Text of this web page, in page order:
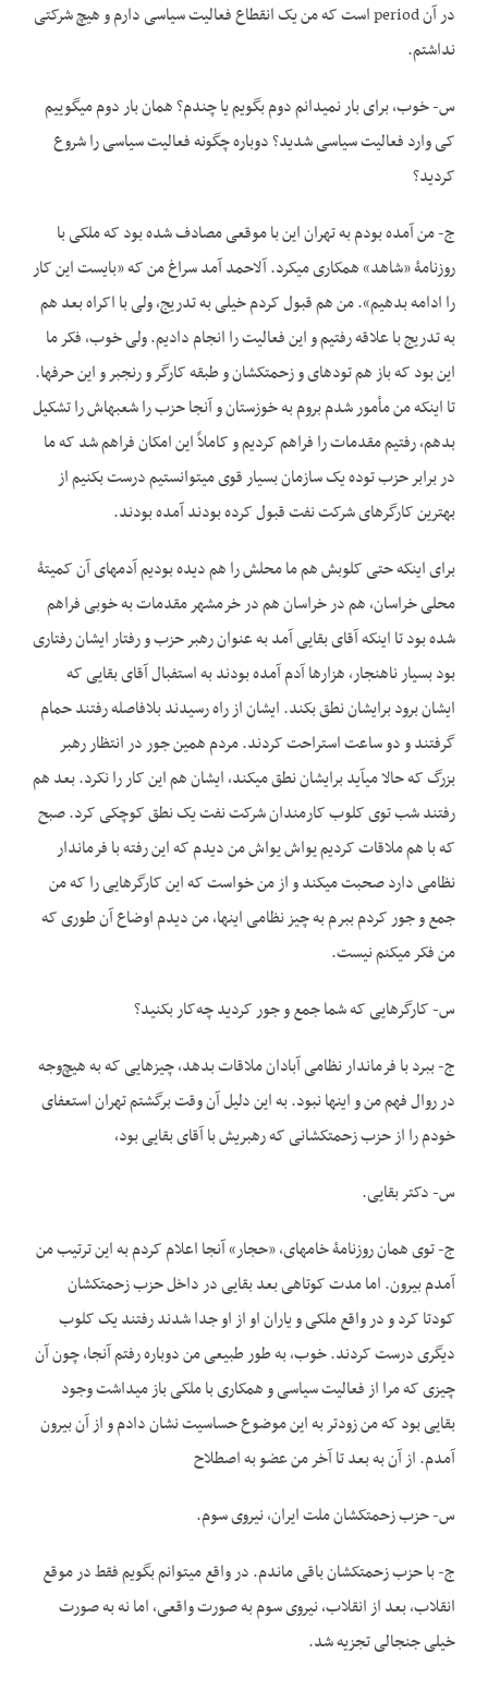
در آن period است که من یک انقطاع فعالیت سیاسی دارم و هیچ شرکتی
نداشتم.
س- خوب، برای بار نمی­دانم دوم بگویم یا چندم؟ همان بار دوم می­گوییم
کی وارد فعالیت سیاسی شدید؟ دوباره چگونه فعالیت سیاسی را شروع
کردید؟
ج- من آمده بودم به تهران این با موقعی مصادف شده بود که ملکی با
روزنامۀ «شاهد» همکاری می­کرد. آل­احمد آمد سراغ من که «بایست این کار
را ادامه بدهیم». من هم قبول کردم خیلی به تدریج، ولی با اکراه بعد هم
به تدریج با علاقه رفتیم و این فعالیت را انجام دادیم. ولی خوب، فکر ما
این بود که باز هم توده­ای و زحمتکشان و طبقه کارگر و رنجبر و این حرف­ها.
تا اینکه من مأمور شدم بروم به خوزستان و آنجا حزب را شعبه­اش را تشکیل
بدهم، رفتیم مقدمات را فراهم کردیم و کاملاً این امکان فراهم شد که ما
در برابر حزب توده یک سازمان بسیار قوی می­توانستیم درست بکنیم از
بهترین کارگرهای شرکت نفت قبول کرده بودند آمده بودند.
برای اینکه حتی کلوبش هم ما محلش را هم دیده بودیم آدم­های آن کمیتۀ
محلی خراسان، هم در خراسان هم در خرمشهر مقدمات به خوبی فراهم
شده بود تا اینکه آقای بقایی آمد به عنوان رهبر حزب و رفتار ایشان رفتاری
بود بسیار ناهنجار، هزارها آدم آمده بودند به استفبال آقای بقایی که
ایشان برود برایشان نطق بکند. ایشان از راه رسیدند بلافاصله رفتند حمام
گرفتند و دو ساعت استراحت کردند. مردم همین جور در انتظار رهبر
بزرگ که حالا می­آید برایشان نطق می­کند، ایشان هم این کار را نکرد. بعد هم
رفتند شب توی کلوب کارمندان شرکت نفت یک نطق کوچکی کرد. صبح
که با هم ملاقات کردیم یواش یواش من دیدم که این رفته با فرماندار
نظامی دارد صحبت می­کند و از من خواست که این کارگرهایی را که من
جمع و جور کردم ببرم به چیز نظامی اینها، من دیدم اوضاع آن طوری که
من فکر می­کنم نیست.
س- کارگرهایی که شما جمع و جور کردید چه‌کار بکنید؟
ج- ببرد با فرماندار نظامی آبادان ملاقات بدهد، چیزهایی که به هیچ‌وجه
در روال فهم من و اینها نبود. به این دلیل آن وقت برگشتم تهران استعفای
خودم را از حزب زحمتکشانی که رهبریش با آقای بقایی بود،
س- دکتر بقایی.
ج- توی همان روزنامۀ خامه­ای، «حجار» آنجا اعلام کردم به این ترتیب من
آمدم بیرون. اما مدت کوتاهی بعد بقایی در داخل حزب زحمتکشان
کودتا کرد و در واقع ملکی و یاران او از او جدا شدند رفتند یک کلوب
دیگری درست کردند. خوب، به طور طبیعی من دوباره رفتم آنجا، چون آن
چیزی که مرا از فعالیت­ سیاسی و همکاری با ملکی باز می­داشت وجود
بقایی بود که من زودتر به این موضوع حساسیت نشان دادم و از آن بیرون
آمدم. از آن به بعد تا آخر من عضو به اصطلاح
س- حزب زحمتکشان ملت ایران، نیروی سوم.
ج- با حزب زحمتکشان باقی ماندم. در واقع می­توانم بگویم فقط در موقع
انقلاب، بعد از انقلاب، نیروی سوم به صورت واقعی، اما نه به صورت
خیلی جنجالی تجزیه شد.